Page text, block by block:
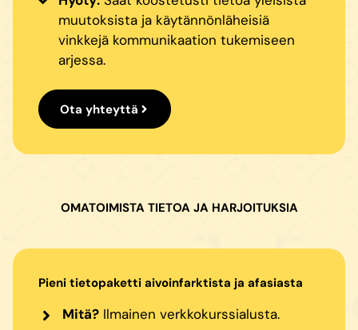
muutoksista ja käytännönläheisiä
vinkkejä kommunikaation tukemiseen
arjessa.
Ota yhteyttä
OMATOIMISTA TIETOA JA HARJOITUKSIA
Pieni tietopaketti aivoinfarktista ja afasiasta
Mitä? Ilmainen verkkokurssialusta.